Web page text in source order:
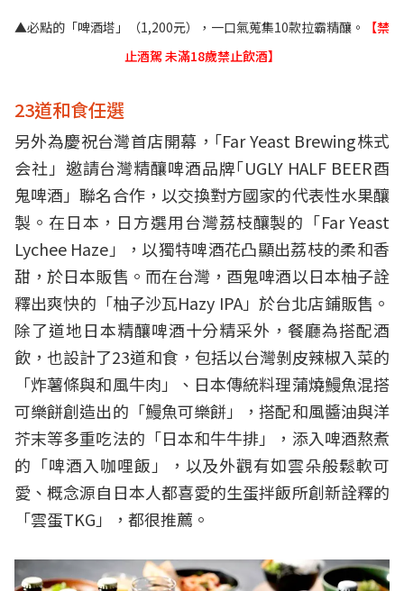
▲必點的「啤酒塔」（1,200元），一口氣蒐集10款拉霸精釀。
【禁
止酒駕 未滿18歲禁止飲酒】
23道和食任選
另外為慶祝台灣首店開幕，｢Far Yeast Brewing株式
会社」邀請台灣精釀啤酒品牌｢UGLY HALF BEER酉
鬼啤酒」聯名合作，以交換對方國家的代表性水果釀
製。在日本，日方選用台灣荔枝釀製的「Far Yeast
Lychee Haze」，以獨特啤酒花凸顯出荔枝的柔和香
甜，於日本販售。而在台灣，酉鬼啤酒以日本柚子詮
釋出爽快的「柚子沙瓦Hazy IPA」於台北店鋪販售。
除了道地日本精釀啤酒十分精采外，餐廳為搭配酒
飲，也設計了23道和食，包括以台灣剝皮辣椒入菜的
「炸薯條與和風牛肉」、日本傳統料理蒲燒鰻魚混搭
可樂餅創造出的「鰻魚可樂餅」，搭配和風醬油與洋
芥末等多重吃法的「日本和牛牛排」，添入啤酒熬煮
的「啤酒入咖哩飯」，以及外觀有如雲朵般鬆軟可
愛、概念源自日本人都喜愛的生蛋拌飯所創新詮釋的
「雲蛋TKG」，都很推薦。